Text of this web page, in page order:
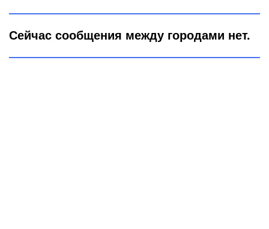
Сейчас сообщения между городами нет.